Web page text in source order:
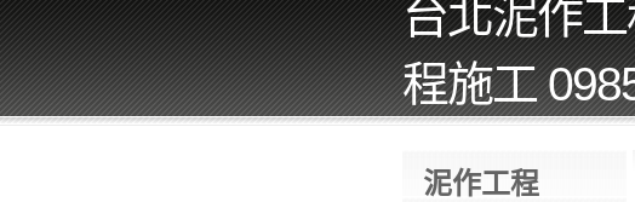
台北泥作
程施工
泥作工程